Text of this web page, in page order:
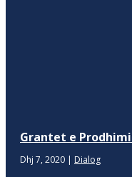
Grantet e
Dhj 7, 2020 | Dialog